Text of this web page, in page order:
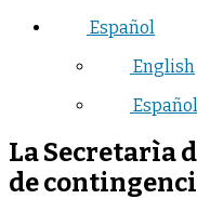
Español
English
Español
La Secretarìa
de